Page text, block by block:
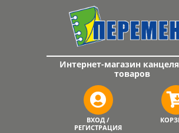
Интернет-магазин
товаров
ВХОД /
РЕГИСТРАЦИЯ